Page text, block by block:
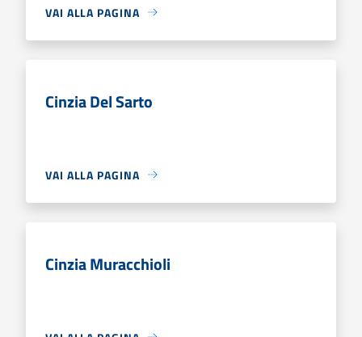
VAI ALLA PAGINA
Cinzia Del Sarto
VAI ALLA PAGINA
Cinzia Muracchioli